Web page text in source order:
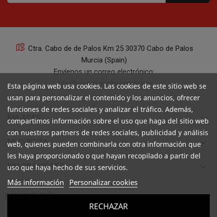
Ctra. Cabo de de Palos Km 25 30370 Cabo de Palos
Murcia (Spain)
Envíenos un correo electrónico:
info@yourspanishcorner.com
+34 647 29 98 21 de 9 a 14:30
ENLACES keyboard_arrow_down
MI CUENTA keyboard_arrow_down
VALORACIONES
INFORMACIÓN 
Esta página web usa cookies. Las cookies de este sitio web se
usan para personalizar el contenido y los anuncios, ofrecer
funciones de redes sociales y analizar el tráfico. Además,
compartimos información sobre el uso que haga del sitio web
con nuestros partners de redes sociales, publicidad y análisis
web, quienes pueden combinarla con otra información que
les haya proporcionado o que hayan recopilado a partir del
uso que haya hecho de sus servicios.
Más información Personalizar cookies
RECHAZAR